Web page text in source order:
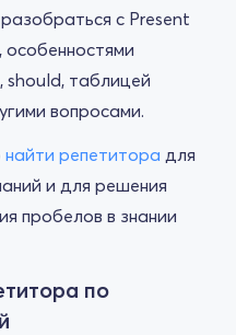
с Present
особенностями
should, таблицей
вопросами.
найти репетитора для
и для решения
пробелов в знании
по